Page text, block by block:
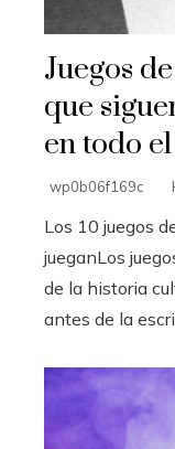
Juegos
que
en todo
wp0b06f169c
Los 10 juegos
jueganLos
de la historia
antes de la